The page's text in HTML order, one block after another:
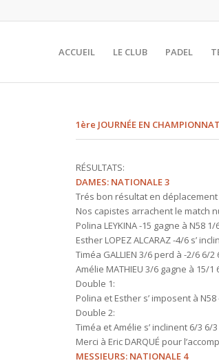
ACCUEIL LE CLUB PADEL
1ère JOURNÉE EN
RÉSULTATS:
DAMES: NATIONALE 3
Trés bon résultat en déplacement
Nos capistes arrachent le match
Polina LEYKINA -15 gagne à N58
Esther LOPEZ ALCARAZ -4/6 s’
Timéa GALLIEN 3/6 perd à -2/6 6/2
Amélie MATHIEU 3/6 gagne à 15/1
Double 1:
Polina et Esther s’ imposent à
Double 2:
Timéa et Amélie s’ inclinent 6/3 6/
Merci à Eric DARQUÉ pour
MESSIEURS: NATIONALE 4